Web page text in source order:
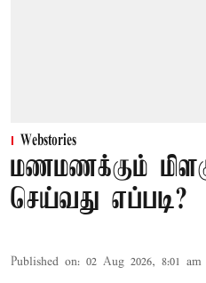
Webstories
மணமணக்கும்
செய்வது எப்படி?
Published on: 02 Aug 2026, 8:01 am